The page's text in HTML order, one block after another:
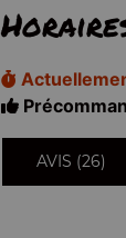
AVIS (26)